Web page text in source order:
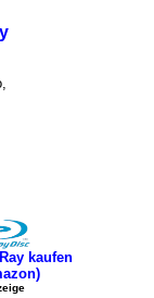
kaufen